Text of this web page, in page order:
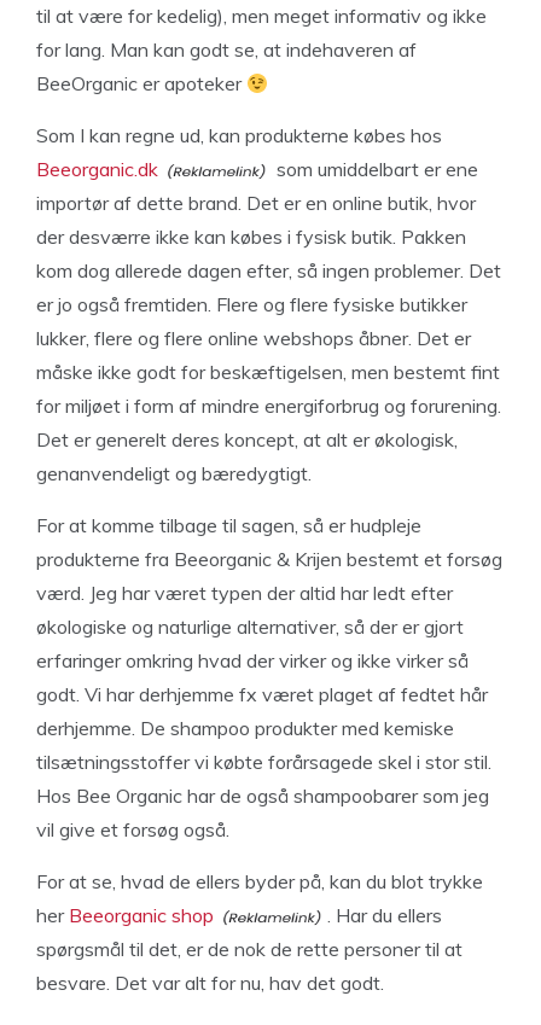
til at være for kedelig), men meget informativ og ikke
for lang. Man kan godt se, at indehaveren af
BeeOrganic er apoteker
Som I kan regne ud, kan produkterne købes hos
Beeorganic.dk
som umiddelbart er ene
importør af dette brand. Det er en online butik, hvor
der desværre ikke kan købes i fysisk butik. Pakken
kom dog allerede dagen efter, så ingen problemer. Det
er jo også fremtiden. Flere og flere fysiske butikker
lukker, flere og flere online webshops åbner. Det er
måske ikke godt for beskæftigelsen, men bestemt fint
for miljøet i form af mindre energiforbrug og forurening.
Det er generelt deres koncept, at alt er økologisk,
genanvendeligt og bæredygtigt.
For at komme tilbage til sagen, så er hudpleje
produkterne fra Beeorganic & Krijen bestemt et forsøg
værd. Jeg har været typen der altid har ledt efter
økologiske og naturlige alternativer, så der er gjort
erfaringer omkring hvad der virker og ikke virker så
godt. Vi har derhjemme fx været plaget af fedtet hår
derhjemme. De shampoo produkter med kemiske
tilsætningsstoffer vi købte forårsagede skel i stor stil.
Hos Bee Organic har de også shampoobarer som jeg
vil give et forsøg også.
For at se, hvad de ellers byder på, kan du blot trykke
her Beeorganic shop
. Har du ellers
spørgsmål til det, er de nok de rette personer til at
besvare. Det var alt for nu, hav det godt.